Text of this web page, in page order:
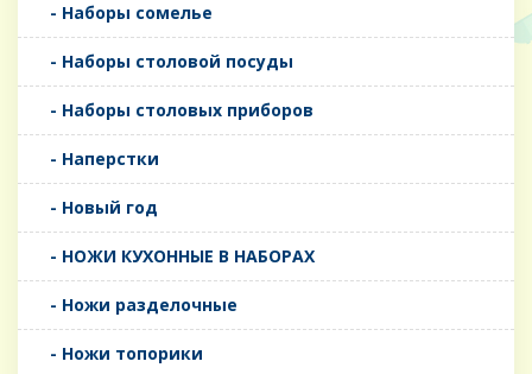
- Наборы сомелье
- Наборы столовой посуды
- Наборы столовых приборов
- Наперстки
- Новый год
- НОЖИ КУХОННЫЕ В НАБОРАХ
- Ножи разделочные
- Ножи топорики